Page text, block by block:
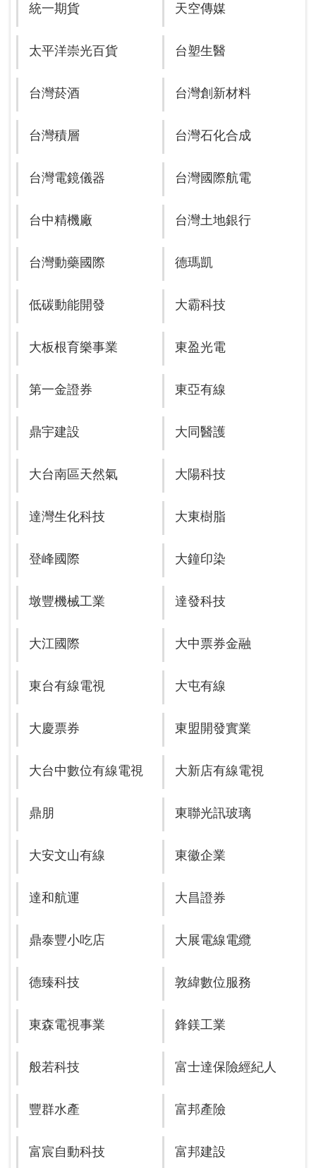
統一期貨 天空傳媒
太平洋崇光百貨 台塑生醫
台灣菸酒 台灣創新材料
台灣積層 台灣石化合成
台灣電鏡儀器 台灣國際航電
台中精機廠 台灣土地銀行
台灣動藥國際 德瑪凱
低碳動能開發 大霸科技
大板根育樂事業 東盈光電
第一金證券 東亞有線
鼎宇建設 大同醫護
大台南區天然氣 大陽科技
達灣生化科技 大東樹脂
登峰國際 大鐘印染
墩豐機械工業 達發科技
大江國際 大中票券金融
東台有線電視 大屯有線
大慶票券 東盟開發實業
大台中數位有線電視 大新店有線電視
鼎朋 東聯光訊玻璃
大安文山有線 東徽企業
達和航運 大昌證券
鼎泰豐小吃店 大展電線電纜
德臻科技 敦緯數位服務
東森電視事業 鋒鎂工業
般若科技 富士達保險經紀人
豐群水產 富邦產險
富宸自動科技 富邦建設